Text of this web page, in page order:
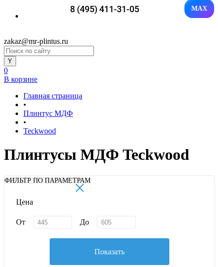
8 (495) 411-31-05 MAX
zakaz@mr-plintus.ru
0
В корзине
Главная страница
•
Плинтус МДФ
•
Teckwood
Плинтусы МДФ Teckwood
ФИЛЬТР ПО ПАРАМЕТРАМ
×
Цена
От До
Показать